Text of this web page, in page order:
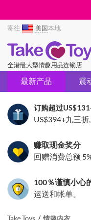
寄往 美国本地
全港最大型情趣用品连锁店
最新产品 震
订购超过US$131
US$394+九三折,
赚取现金奖分
回赠消费总额
100％谨慎小心
运送和帐单。
Take Toys 情趣内衣